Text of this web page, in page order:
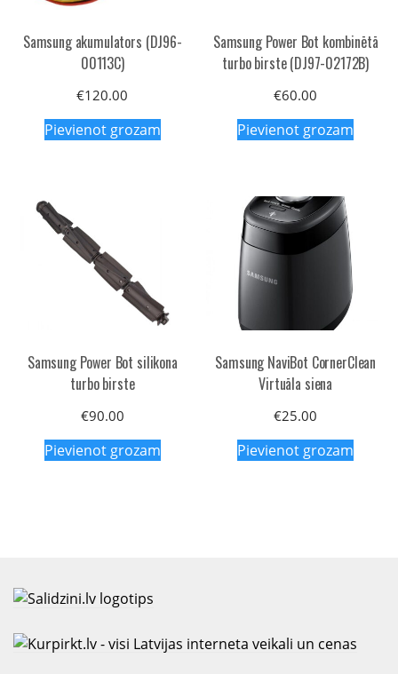
Samsung akumulators (DJ96-
00113C)
€120.00
Pievienot grozam
Samsung Power Bot kombinētā
turbo birste (DJ97-02172B)
€60.00
Pievienot grozam
Samsung Power Bot silikona
turbo birste
€90.00
Pievienot grozam
Samsung NaviBot CornerClean
Virtuāla siena
€25.00
Pievienot grozam